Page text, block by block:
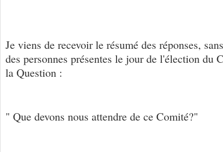
Je viens de recevoir le résumé des réponses,
des personnes présentes le jour de l'élection du
la Question :
" Que devons nous attendre de ce Comité?"